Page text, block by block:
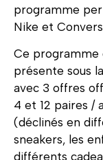
programme
Nike et
Ce programme
présente sous
avec 3 offres
4 et 12 paires /
(déclinés en
sneakers, les
différents